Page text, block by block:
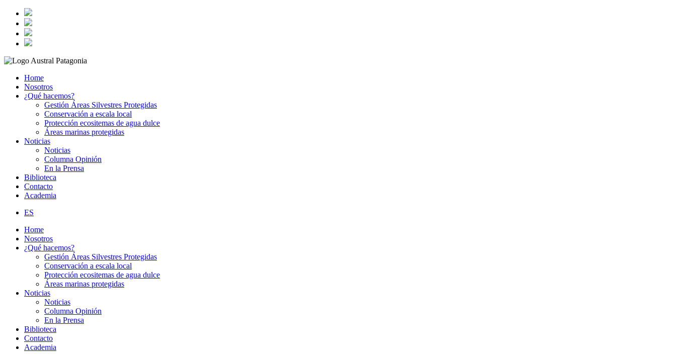
Home
Nosotros
¿Qué hacemos?
Gestión Áreas Silvestres Protegidas
Conservación a escala local
Protección ecositemas de agua dulce
Áreas marinas protegidas
Noticias
Noticias
Columna Opinión
En la Prensa
Biblioteca
Contacto
Academia
ES
Home
Nosotros
¿Qué hacemos?
Gestión Áreas Silvestres Protegidas
Conservación a escala local
Protección ecositemas de agua dulce
Áreas marinas protegidas
Noticias
Noticias
Columna Opinión
En la Prensa
Biblioteca
Contacto
Academia